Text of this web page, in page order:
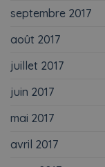
septembre 2017
août 2017
juillet 2017
juin 2017
mai 2017
avril 2017